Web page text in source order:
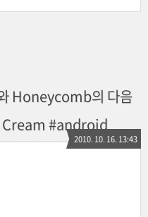
Honeycomb의 다음
Cream #android
2010. 10. 16. 13:43